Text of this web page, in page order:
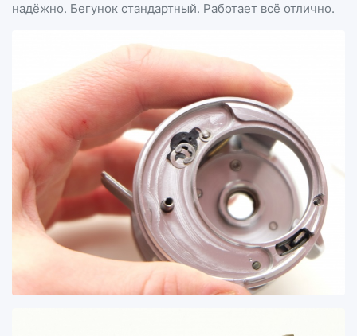
надёжно. Бегунок стандартный. Работает всё отлично.